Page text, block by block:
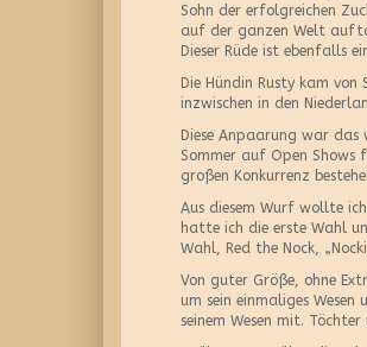
Sohn der erfolgreichen
auf der ganzen Welt
Dieser Rüde ist ebenfalls
Die Hündin Rusty kam
inzwischen in den
Diese Anpaarung war das
Sommer auf Open Shows
großen Konkurrenz
Aus diesem Wurf wollte
hatte ich die erste Wahl
Wahl, Red the Nock,
Von guter Größe, ohne
um sein einmaliges
seinem Wesen mit.